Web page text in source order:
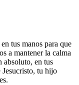
tus manos para que
a mantener la calma
absoluto, en tus
Jesucristo, tu hijo